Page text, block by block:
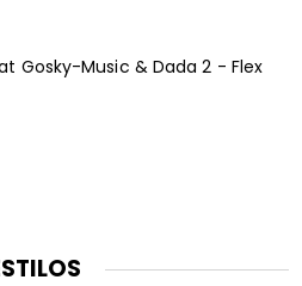
Gosky-Music & Dada 2 - Flex